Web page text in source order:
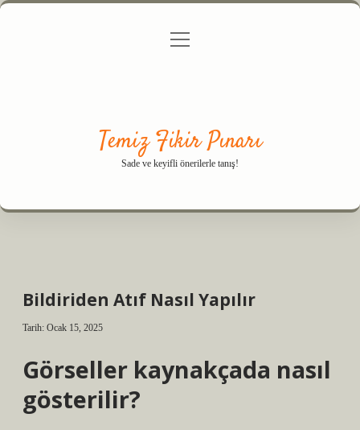
Gizlilik Politikası
menüyü
Temiz Fikir Pınarı
Sade ve keyifli önerilerle tanış!
Bildiriden Atıf Nasıl Yapılır
Tarih: Ocak 15, 2025
Görseller kaynakçada nasıl
gösterilir?